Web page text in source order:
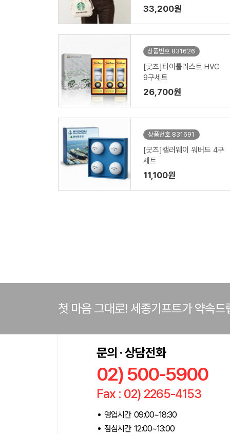
러 )
33,200원
상품번호 831626
[굿즈]타이틀리스트 HVC
9구세트
26,700원
상품번호 831691
[굿즈]캘러웨이 워버드 4구
세트
11,100원
첫 마음 그대로! 세종기프트가 약속드
문의 · 상담전화
02) 500-5900
Fax : 02) 2265-4153
영업시간 09:00~18:30
점심시간 12:00~13:00